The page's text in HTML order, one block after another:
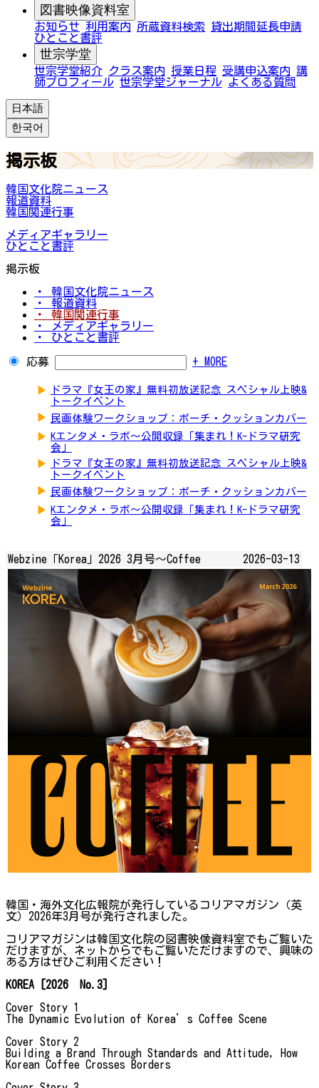
図書映像資料室
お知らせ 利用案内 所蔵資料検索
貸出期間延長申請
ひとこと書評
世宗学堂
世宗学堂紹介 クラス案内 授業日程 受講申込案内 講
師プロフィール 世宗学堂ジャーナル よくある質問
日本語
한국어
掲示板
韓国文化院ニュース
報道資料
韓国関連行事
メディアギャラリー
ひとこと書評
掲示板
・ 韓国文化院ニュース
・ 報道資料
・ 韓国関連行事
・ メディアギャラリー
・ ひとこと書評
応募 + MORE
▶
ドラマ『女王の家』無料初放送記念 スペシャル上映&
トークイベント
▶ 民画体験ワークショップ：ポーチ・クッションカバー
▶ Kエンタメ・ラボ～公開収録「集まれ！K-ドラマ研究
会」
▶
ドラマ『女王の家』無料初放送記念 スペシャル上映&
トークイベント
▶ 民画体験ワークショップ：ポーチ・クッションカバー
▶ Kエンタメ・ラボ～公開収録「集まれ！K-ドラマ研究
会」
Webzine「Korea」2026 3月号～Coffee 2026-03-13
韓国・海外文化広報院が発行しているコリアマガジン（英
文）2026年3月号が発行されました。
コリアマガジンは韓国文化院の図書映像資料室でもご覧いた
だけますが、ネットからでもご覧いただけますので、興味の
ある方はぜひご利用ください！
KOREA [2026 No.3]
Cover Story 1
The Dynamic Evolution of Korea’s Coffee Scene
Cover Story 2
Building a Brand Through Standards and Attitude, How
Korean Coffee Crosses Borders